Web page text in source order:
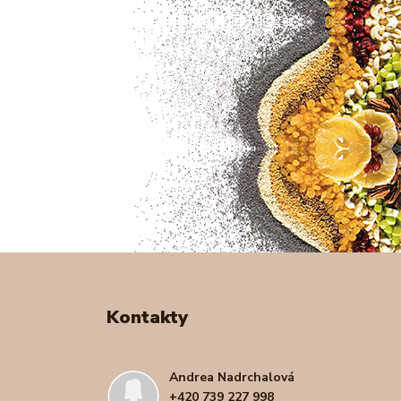
Kontakty
Andrea Nadrchalová
+420 739 227 998